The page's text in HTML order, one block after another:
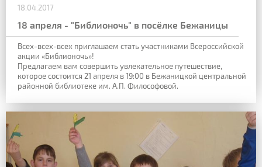
18.04.2017
18 апреля - "Библионочь" в посёлке Бежаницы
Всех-всех-всех приглашаем стать участниками Всероссийской
акции «Библионочь»!
Предлагаем вам совершить увлекательное путешествие,
которое состоится 21 апреля в 19:00 в Бежаницкой центральной
районной библиотеке им. А.П. Философовой.